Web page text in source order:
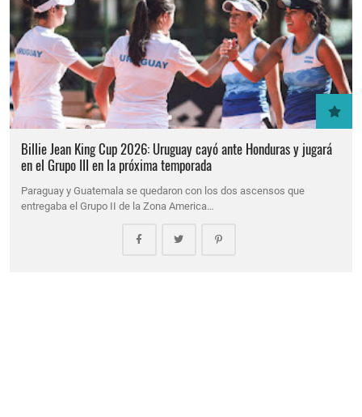
Billie Jean King Cup 2026: Uruguay cayó ante Honduras y jugará
en el Grupo III en la próxima temporada
Paraguay y Guatemala se quedaron con los dos ascensos que
entregaba el Grupo II de la Zona America…